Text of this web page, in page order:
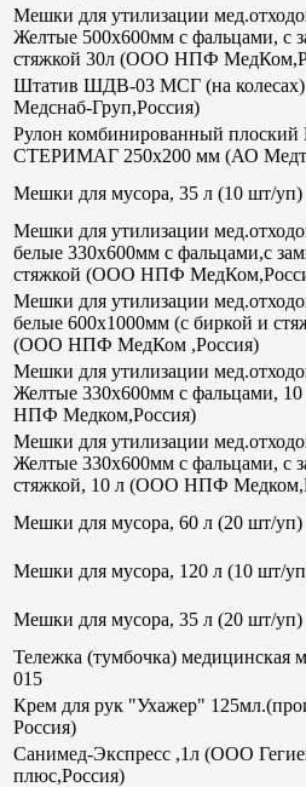
Мешки для утилизации
Желтые 500х600мм с фальцами, с
стяжкой 30л (ООО НПФ
Штатив ШДВ-03 МСГ (на
Медснаб-Груп,Россия)
Рулон комбинированный
СТЕРИМАГ 250х200 мм (АО
Мешки для мусора, 35 л (10 шт/уп)
Мешки для утилизации
белые 330х600мм с фальцами,с
стяжкой (ООО НПФ
Мешки для утилизации
белые 600х1000мм (с биркой и
(ООО НПФ МедКом ,Россия)
Мешки для утилизации
Желтые 330х600мм с фальцами,
НПФ Медком,Россия)
Мешки для утилизации
Желтые 330х600мм с фальцами, с
стяжкой, 10 л (ООО НПФ
Мешки для мусора, 60 л (20 шт/уп)
Мешки для мусора, 120 л (10 шт/
Мешки для мусора, 35 л (20 шт/уп)
Тележка (тумбочка) медицинская
015
Крем для рук "Ухажер"
Россия)
Санимед-Экспресс ,1л (ООО
плюс,Россия)